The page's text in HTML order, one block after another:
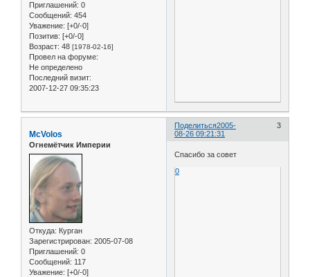
Приглашений: 0
Сообщений: 454
Уважение: [+0/-0]
Позитив: [+0/-0]
Возраст: 48 [1978-02-16]
Провел на форуме:
Не определено
Последний визит:
2007-12-27 09:35:23
Поделиться 3
2005-
08-26 09:21:31
McVolos
Огнемётчик Империи
Откуда: Курган
Зарегистрирован: 2005-07-08
Приглашений: 0
Сообщений: 117
Уважение: [+0/-0]
Спасибо за совет
0